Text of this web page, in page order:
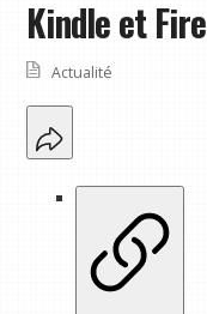
Kindle et Fire
Actualité